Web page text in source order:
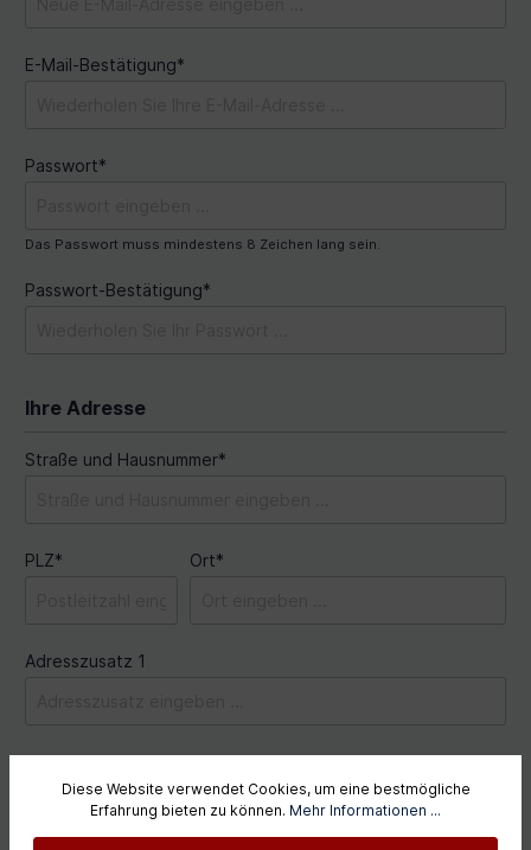
E-Mail-Bestätigung*
Passwort*
Das Passwort muss mindestens 8 Zeichen lang sein.
Passwort-Bestätigung*
Ihre Adresse
Straße und Hausnummer*
PLZ* Ort*
Adresszusatz 1
Adresszusatz 2
Diese Website verwendet Cookies, um eine bestmögliche
Erfahrung bieten zu können. Mehr Informationen ...